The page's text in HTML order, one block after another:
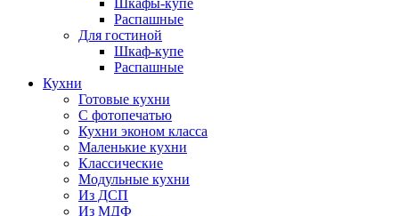
Шкафы-купе
Распашные
Для гостиной
Шкаф-купе
Распашные
Кухни
Готовые кухни
С фотопечатью
Кухни эконом класса
Маленькие кухни
Классические
Модульные кухни
Из ДСП
Из МДФ